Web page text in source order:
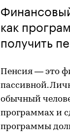
как
получить
Пенсия — это
пассивной.
обычный
программах и
программы